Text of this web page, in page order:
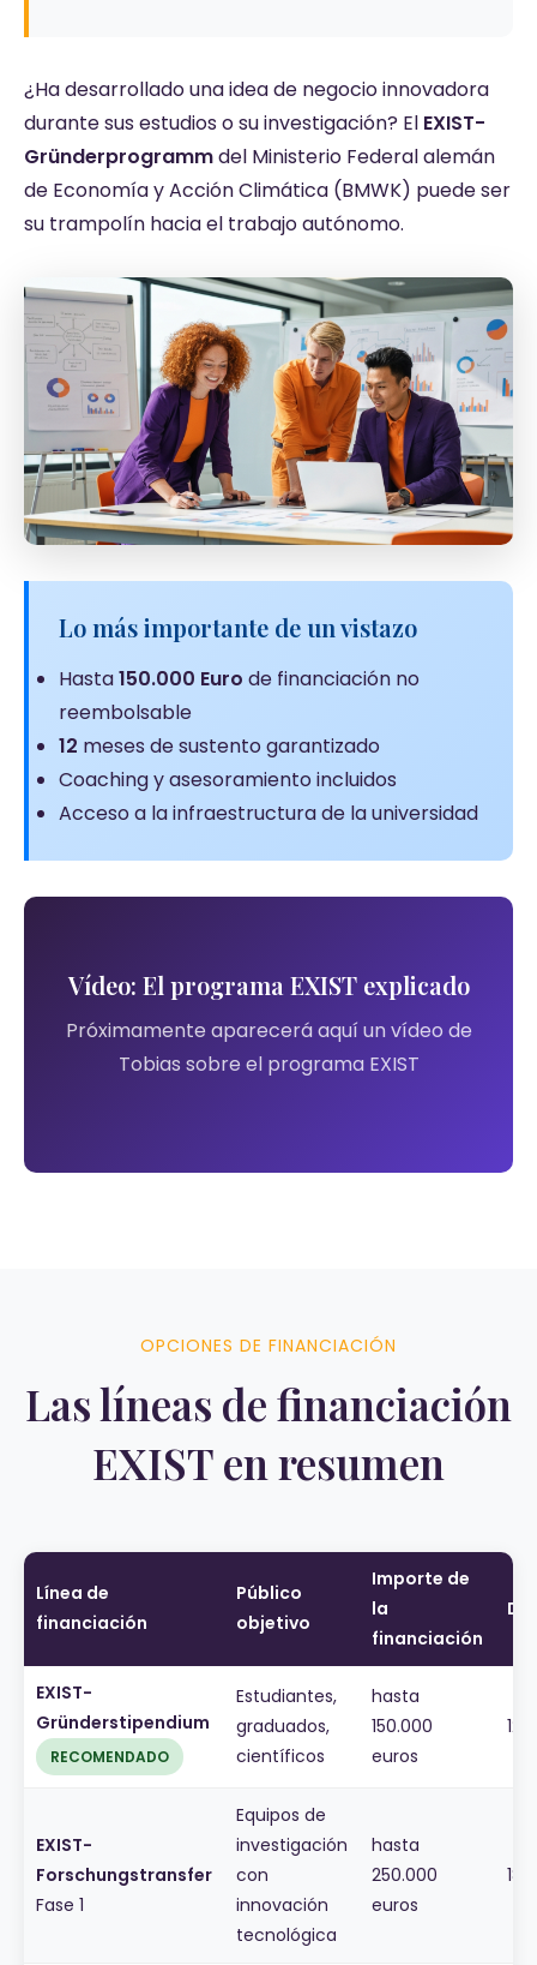
¿Ha desarrollado una idea de negocio innovadora
durante sus estudios o su investigación? El EXIST-
Gründerprogrammdel Ministerio Federal alemán
de Economía y Acción Climática (BMWK) puede ser
su trampolín hacia el trabajo autónomo.
Lo más importante de un vistazo
Hasta150.000 Euro de financiación no
reembolsable
12 meses de sustento garantizado
Coaching y asesoramiento incluidos
Acceso a la infraestructura de la universidad
Vídeo: El programa EXIST explicado
Próximamente aparecerá aquí un vídeo de
Tobias sobre el programa EXIST
OPCIONES DE FINANCIACIÓN
Las líneas de financiación
EXIST en resumen
Línea de
financiación
Público
objetivo
Importe de
la
financiación
EXIST-
Gründerstipendium
RECOMENDADO
Estudiantes,
graduados,
científicos
hasta
150.000
euros
12
EXIST-
Forschungstransfer
Fase 1
Equipos de
investigación
con
innovación
tecnológica
hasta
250.000
euros
18